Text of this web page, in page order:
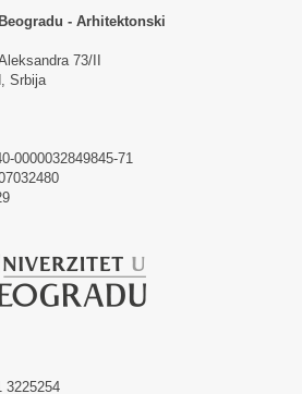
- Arhitektonski
73/II
Srbija
0000032849845-71
3225254